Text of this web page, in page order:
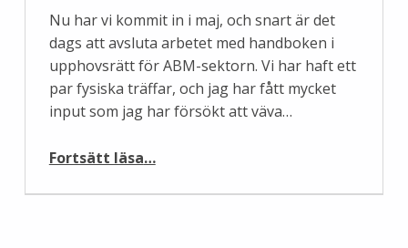
Nu har vi kommit in i maj, och snart är det
dags att avsluta arbetet med handboken i
upphovsrätt för ABM-sektorn. Vi har haft ett
par fysiska träffar, och jag har fått mycket
input som jag har försökt att väva…
Fortsätt läsa…